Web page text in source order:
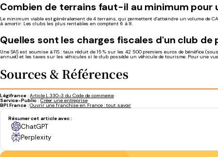
Combien de terrains faut-il au minimum pour
Le minimum viable est généralement de 4 terrains, qui permettent d'atteindre un volume de
à amortir. Les clubs les plus rentables en comptent 6 à 8.
Quelles sont les charges fiscales d'un club de
Une SAS est soumise à l'IS : taux réduit de 15 % sur les 42 500 premiers euros de bénéfice
annuel) et les taxes sur les véhicules si le club possède un véhicule de tourisme. Pour une
Sources & Références
Légifrance:Article L.330-3 du Code de commerce
Service-Public:Créer une entreprise
BPI France:Ouvrir une franchise en France : tout savoir
Résumer cet article avec :
ChatGPT
Perplexity